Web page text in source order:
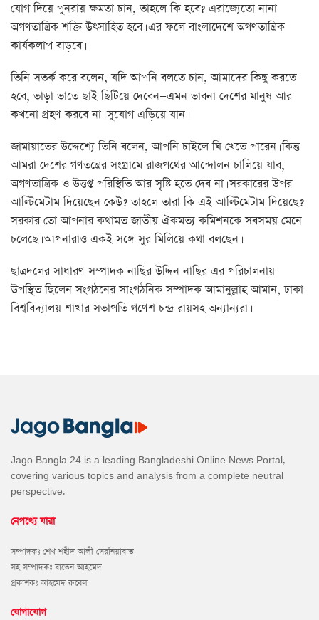
যোগ দিয়ে পুনরায় ক্ষমতা চান, তাহলে কি হবে? এরাজ্যেতো নানা
অগণতান্ত্রিক শক্তি উৎসাহিত হবে। এর ফলে বাংলাদেশে অগণতান্ত্রিক
কার্যকলাপ বাড়বে।
তিনি সতর্ক করে বলেন, যদি আপনি বলতে চান, আমাদের কিছু করতে
হবে, ভাড়া ভাতে ছাই ছিটিয়ে দেবেন—এমন ভাবনা দেশের মানুষ আর
কখনো গ্রহণ করবে না। সুযোগ এড়িয়ে যান।
জামায়াতের উদ্দেশ্যে তিনি বলেন, আপনি চাইলে ঘি খেতে পারেন। কিন্তু
আমরা দেশের গণতন্ত্রের সংগ্রামে রাজপথের আন্দোলন চালিয়ে যাব,
অগণতান্ত্রিক ও উত্তপ্ত পরিস্থিতি আর সৃষ্টি হতে দেব না। সরকারের উপর
আল্টিমেটাম দিয়েছেন কেউ? তাহলে তারা কি এই আল্টিমেটাম দিয়েছে?
সরকার তো আপনার কথামত জাতীয় ঐকমত্য কমিশনকে সবসময় মেনে
চলেছে। আপনারাও একই সঙ্গে সুর মিলিয়ে কথা বলছেন।
ছাত্রদলের সাধারণ সম্পাদক নাছির উদ্দিন নাছির এর পরিচালনায়
উপস্থিত ছিলেন সংগঠনের সাংগঠনিক সম্পাদক আমানুল্লাহ আমান, ঢাকা
বিশ্ববিদ্যালয় শাখার সভাপতি গণেশ চন্দ্র রায়সহ অন্যান্যরা।
Jago Bangla 24 is a leading Bangladeshi Online News Portal,
covering various topics and analysis from a complete neutral
perspective.
নেপথ্যে যারা
সম্পাদকঃ শেখ শহীদ আলী সেরনিয়াবাত
সহ সম্পাদকঃ বাতেন আহমেদ
প্রকাশকঃ আহমেদ রুবেল
যোগাযোগ